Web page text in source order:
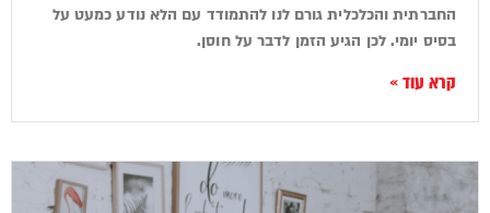
החברתית והכלכלית גורם לנו להתמודד עם הלא נודע כמעט על
בסיס יומי. לכן הגיע הזמן לדבר על חוסן.
קרא עוד »